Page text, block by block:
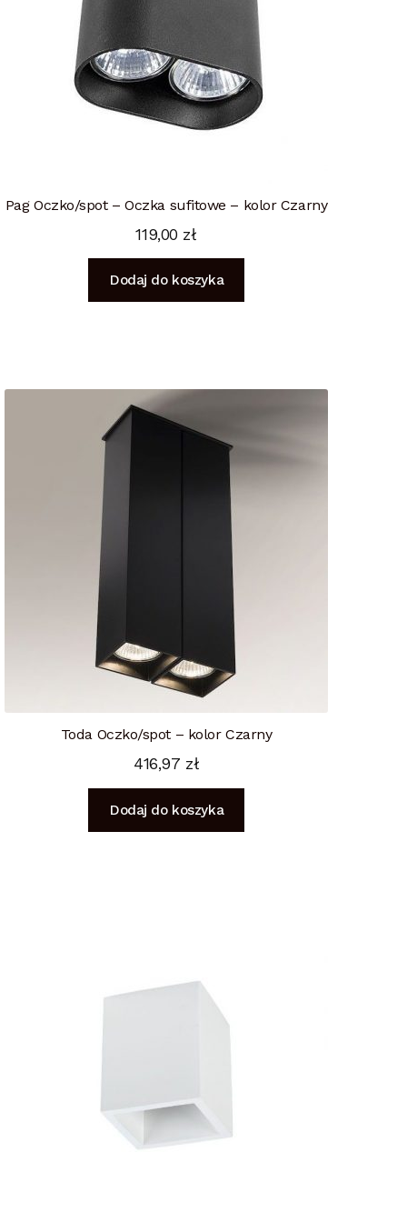
Pag Oczko/spot – Oczka sufitowe – kolor Czarny
119,00 zł
Dodaj do koszyka
Toda Oczko/spot – kolor Czarny
416,97 zł
Dodaj do koszyka